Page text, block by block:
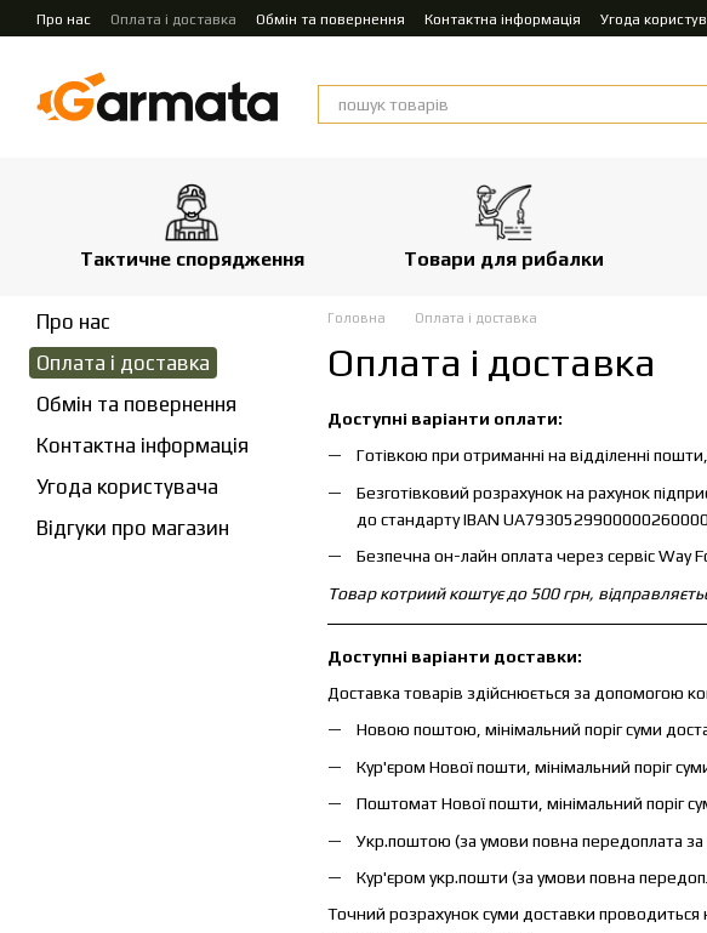
Перейти до основного контенту
Про нас Оплата і доставка Обмін та повернення Контактна інформація Угода
Тактичне спорядження Товари для рибалки
Головна Оплата і доставка
Оплата і доставка
Доступні варіанти оплати:
Готівкою при отриманні на відділенні
Безготівковий розрахунок на рахунок
до стандарту IBAN
Безпечна он-лайн оплата через сервіс Way
Товар котриий коштує до 500 грн,
Доступні варіанти доставки:
Доставка товарів здійснюється за допомогою
Новою поштою, мінімальний поріг суми
Кур'єром Нової пошти, мінімальний поріг
Поштомат Нової пошти, мінімальний поріг
Укр.поштою (за умови повна передоплата за
Кур'єром укр.пошти (за умови повна
Точний розрахунок суми доставки проводиться
Про нас
Оплата і доставка
Обмін та повернення
Контактна інформація
Угода користувача
Відгуки про магазин